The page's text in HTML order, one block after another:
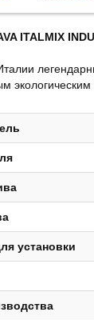
ITALMIX
экологическим
установки